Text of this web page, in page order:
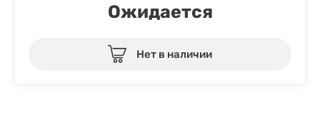
Ожидается
Нет в наличии